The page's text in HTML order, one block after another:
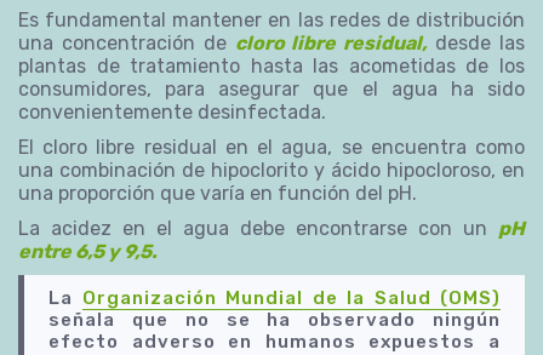
Es fundamental mantener en las redes de distribución
una concentración de cloro libre residual,desde las
plantas de tratamiento hasta las acometidas de los
consumidores, para asegurar que el agua ha sido
convenientemente desinfectada.
El cloro libre residual en el agua, se encuentra como
una combinación de hipoclorito y ácido hipocloroso, en
una proporción que varía en función del pH.
La acidez en el agua debe encontrarse con un pH
entre 6,5 y 9,5.
La Organización Mundial de la Salud (OMS)
señala que no se ha observado ningún
efecto adverso en humanos expuestos a